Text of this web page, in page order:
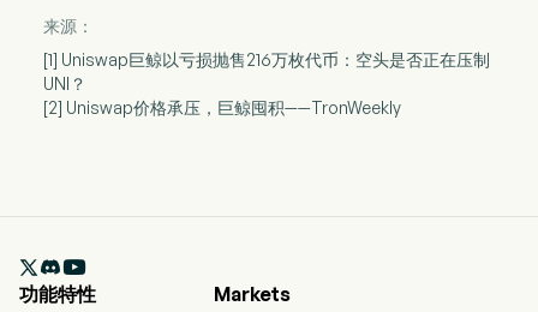
来源：
[1] Uniswap巨鲸以亏损抛售216万枚代币：空头是否正在压制
UNI？
[2] Uniswap价格承压，巨鲸囤积——TronWeekly

功能特性
Markets